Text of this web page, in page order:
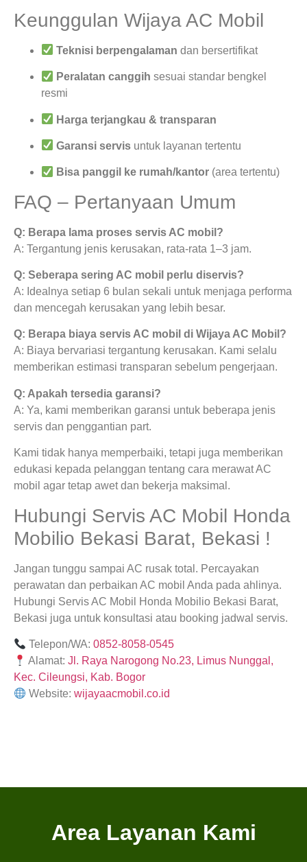
Keunggulan Wijaya AC Mobil
Teknisi berpengalaman dan bersertifikat
Peralatan canggih sesuai standar bengkel
resmi
Harga terjangkau & transparan
Garansi servis untuk layanan tertentu
Bisa panggil ke rumah/kantor (area tertentu)
FAQ – Pertanyaan Umum
Q: Berapa lama proses servis AC mobil?
A: Tergantung jenis kerusakan, rata-rata 1–3 jam.
Q: Seberapa sering AC mobil perlu diservis?
A: Idealnya setiap 6 bulan sekali untuk menjaga performa
dan mencegah kerusakan yang lebih besar.
Q: Berapa biaya servis AC mobil di Wijaya AC Mobil?
A: Biaya bervariasi tergantung kerusakan. Kami selalu
memberikan estimasi transparan sebelum pengerjaan.
Q: Apakah tersedia garansi?
A: Ya, kami memberikan garansi untuk beberapa jenis
servis dan penggantian part.
Kami tidak hanya memperbaiki, tetapi juga memberikan
edukasi kepada pelanggan tentang cara merawat AC
mobil agar tetap awet dan bekerja maksimal.
Hubungi Servis AC Mobil Honda
Mobilio Bekasi Barat, Bekasi !
Jangan tunggu sampai AC rusak total. Percayakan
perawatan dan perbaikan AC mobil Anda pada ahlinya.
Hubungi Servis AC Mobil Honda Mobilio Bekasi Barat,
Bekasi juga untuk konsultasi atau booking jadwal servis.
Telepon/WA:0852-8058-0545
Alamat:Jl. Raya Narogong No.23, Limus Nunggal,
Kec. Cileungsi, Kab. Bogor
Website:wijayaacmobil.co.id
Area Layanan Kami